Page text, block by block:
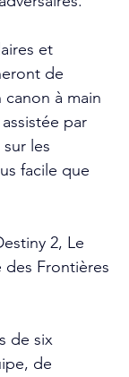
et
de
à main
par
les
facile que
2, Le
des Frontières
de six
de